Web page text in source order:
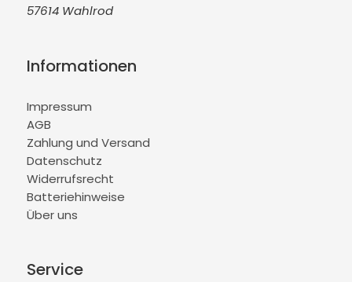
57614 Wahlrod
Informationen
Impressum
AGB
Zahlung und Versand
Datenschutz
Widerrufsrecht
Batteriehinweise
Über uns
Service